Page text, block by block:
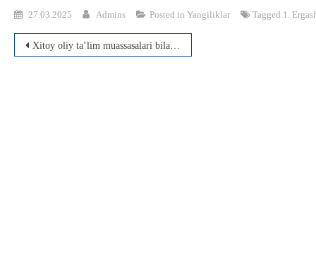
27.03.2025 Admins Posted in Yangiliklar Tagged 1.
Post
Xitoy oliy ta’lim muassasalari bilan hamkorlik aloqalari kengaymoqda